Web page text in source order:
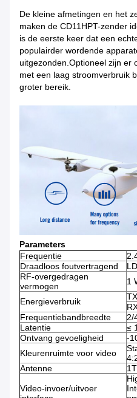
De kleine afmetingen en het
maken de CD11HPT-zender
is de eerste keer dat een
populairder wordende
uitgezonden.Optioneel zijn er
met een laag stroomverbruik
groter bereik.
Parameters
Frequentie
Draadloos foutvertragend
RF-overgedragen
vermogen
1
Energieverbruik
Frequentiebandbreedte
2/
Latentie
≤
Ontvang gevoeligheid
-
Kleurenruimte voor video
Antenne
Video-invoer/uitvoer